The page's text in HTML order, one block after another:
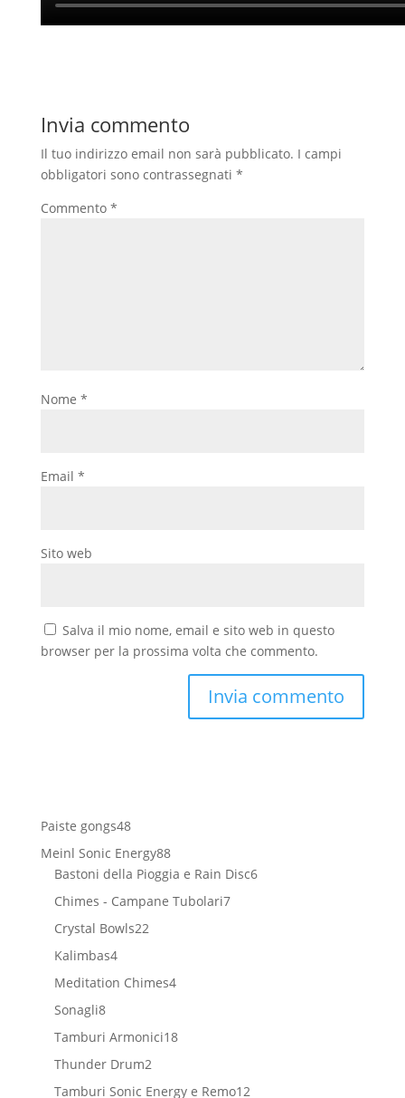
Invia commento
Il tuo indirizzo email non sarà pubblicato. I campi
obbligatori sono contrassegnati *
Commento *
Nome *
Email *
Sito web
Salva il mio nome, email e sito web in questo
browser per la prossima volta che commento.
Paiste gongs4848
prodotti
Meinl Sonic Energy8888
prodotti
Bastoni della Pioggia e Rain Disc66
Chimes - Campane Tubolari77
Crystal Bowls2222
Kalimbas44
prodotti
Meditation Chimes44
Sonagli88
prodotti
Tamburi Armonici1818
Thunder Drum22
prodotti
Tamburi Sonic Energy e Remo1212